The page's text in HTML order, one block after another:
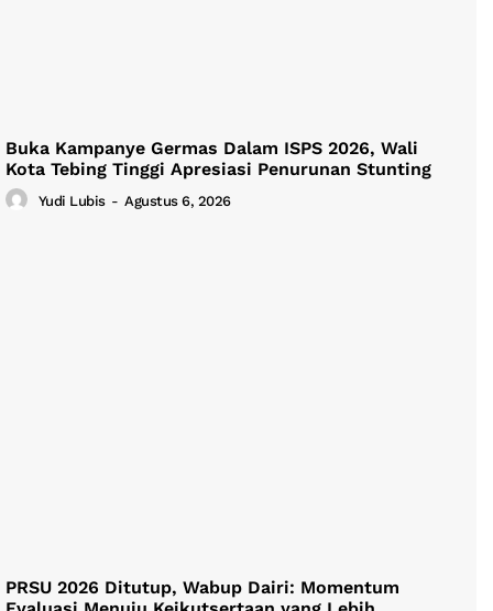
Buka Kampanye Germas Dalam ISPS 2026, Wali
Kota Tebing Tinggi Apresiasi Penurunan Stunting
Yudi Lubis - Agustus 6, 2026
PRSU 2026 Ditutup, Wabup Dairi: Momentum